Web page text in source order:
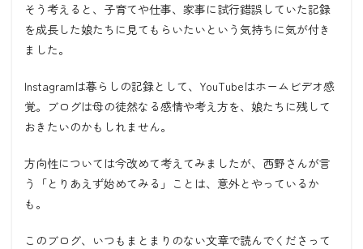
そう考えると、子育てや仕事、家事に試行錯誤していた記録
を成長した娘たちに見てもらいたいという気持ちに気が付き
ました。
Instagramは暮らしの記録として、YouTubeはホームビデオ感
覚。ブログは母の徒然なる感情や考え方を、娘たちに残して
おきたいのかもしれません。
方向性については今改めて考えてみましたが、西野さんが言
う「とりあえず始めてみる」ことは、意外とやっているか
も。
このブログ、いつもまとまりのない文章で読んでくださって